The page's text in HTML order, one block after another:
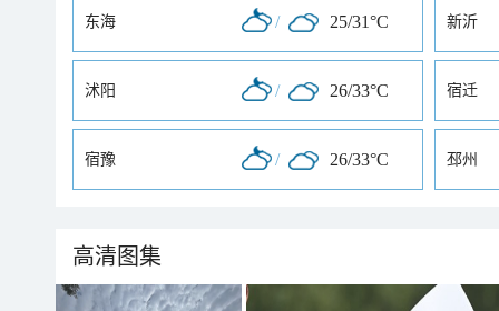
东海 / 25/31°C 新沂
沭阳 / 26/33°C 宿迁
宿豫 / 26/33°C 邳州
高清图集